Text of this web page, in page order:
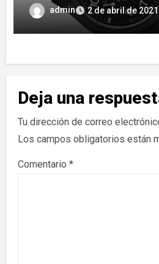
edición limitada
admin 2 de abril de 2021
Deja una
Tu dirección de correo
Los campos obligatorios están
Comentario *